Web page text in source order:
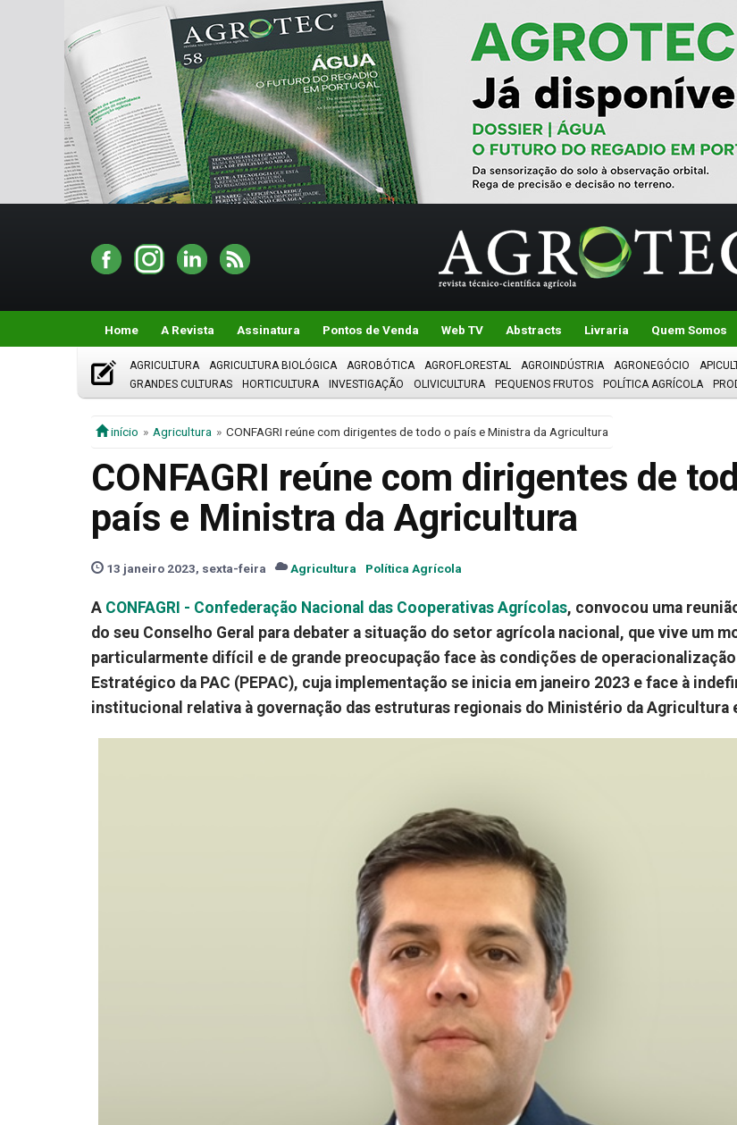
Home A Revista Assinatura Pontos de Venda Web TV Abstracts Livraria Quem Somos
AGRICULTURA AGRICULTURA BIOLÓGICA AGROBÓTICA AGROFLORESTAL AGROINDÚSTRIA AGRONEGÓCIO
GRANDES CULTURAS
HORTICULTURA INVESTIGAÇÃO OLIVICULTURA PEQUENOS FRUTOS POLÍTICA AGRÍCOLA
início Agricultura CONFAGRI reúne com dirigentes de todo o país e Ministra da Agricultura
CONFAGRI reúne com dirigentes de
país e Ministra da Agricultura
13 janeiro 2023, sexta-feira Agricultura Política Agrícola
A CONFAGRI - Confederação Nacional das Cooperativas Agrícolas, convocou uma
do seu Conselho Geral para debater a situação do setor agrícola nacional, que vive um
particularmente difícil e de grande preocupação face às condições de
Estratégico da PAC (PEPAC), cuja implementação se inicia em janeiro 2023 e face à
institucional relativa à governação das estruturas regionais do Ministério da Agricultura